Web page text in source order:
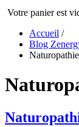
Votre panier est
Accueil /
Blog
Naturopathie